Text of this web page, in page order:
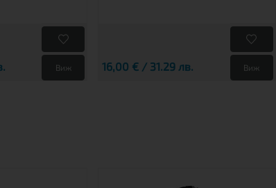
Виж 16,00 € / 31.29 лв. Виж